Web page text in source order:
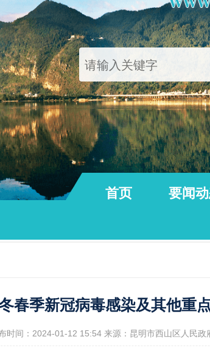
首页 要闻
政府信息公开年报 依申请
春季新冠病毒感染及其他重
时间：2024-01-12 15:54 来源：昆明市西山区人民政